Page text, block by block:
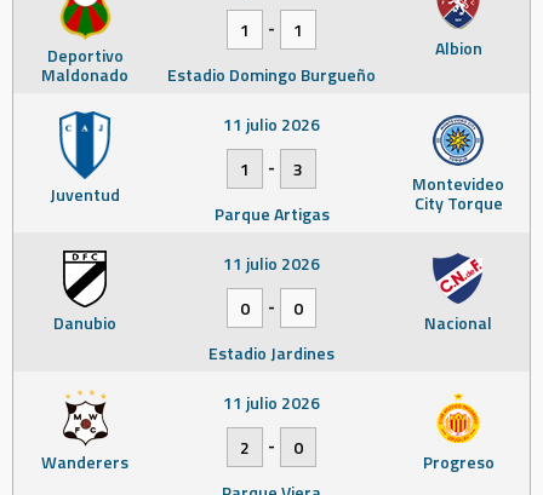
Deportivo
Maldonado
Albion
1
-
1
Estadio Domingo Burgueño
Juventud Montevideo
City Torque
11 julio 2026
1
-
3
Parque Artigas
Danubio Nacional
11 julio 2026
0
-
0
Estadio Jardines
Wanderers Progreso
11 julio 2026
2
-
0